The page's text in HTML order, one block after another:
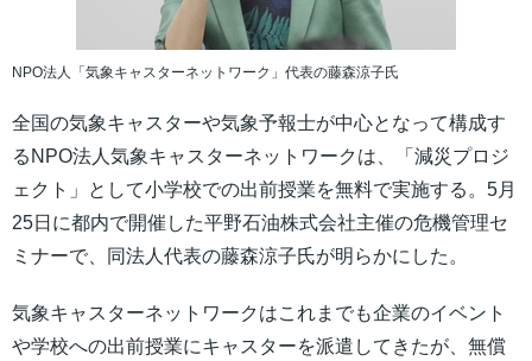
NPO法人「気象キャスターネットワーク」代表の藤森涼子氏
全国の気象キャスターや気象予報士が中心となって構成す
るNPO法人気象キャスターネットワークは、「減災プロジ
ェクト」として小学校での出前授業を無料で実施する。5月
25日に都内で開催した平野石油株式会社主催の危機管理セ
ミナーで、同法人代表の藤森涼子氏が明らかにした。
気象キャスターネットワークはこれまでも企業のイベント
や学校への出前授業にキャスターを派遣してきたが、無償